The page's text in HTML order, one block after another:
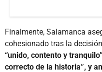
Finalmente, Salamanca
cohesionado tras la
“unido, contento y
correcto de la historia”, y